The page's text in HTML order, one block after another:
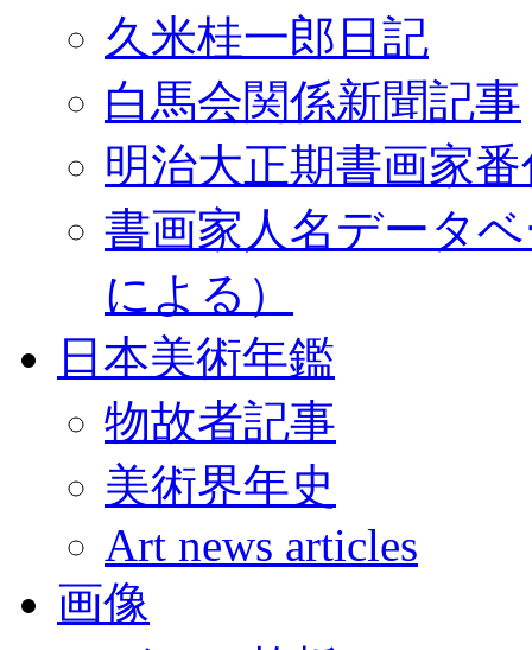
久米桂一郎日記
白馬会関係新聞記事
明治大正期書画家
書画家人名データ
による）
日本美術年鑑
物故者記事
美術界年史
Art news articles
画像